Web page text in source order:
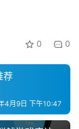
0 0
荐
4月9日 下午10:47